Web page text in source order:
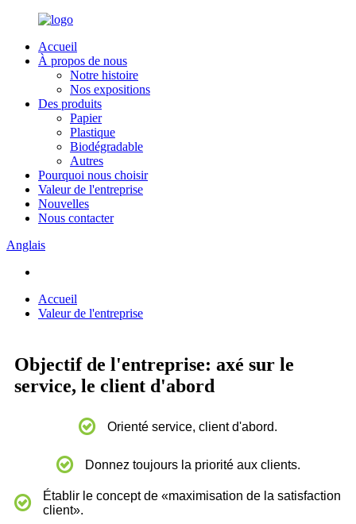
Accueil
À propos de nous
Notre histoire
Nos expositions
Des produits
Papier
Plastique
Biodégradable
Autres
Pourquoi nous choisir
Valeur de l'entreprise
Nouvelles
Nous contacter
Anglais
Accueil
Valeur de l'entreprise
Objectif de l'entreprise: axé sur le
service, le client d'abord
Orienté service, client d'abord.
Donnez toujours la priorité aux clients.
Établir le concept de «maximisation de la satisfaction
client».